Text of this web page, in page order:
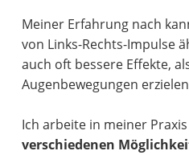
Meiner Erfahrung nach
von Links-Rechts-Impulse
auch oft bessere Effekte,
Augenbewegungen
Ich arbeite in meiner
verschiedenen